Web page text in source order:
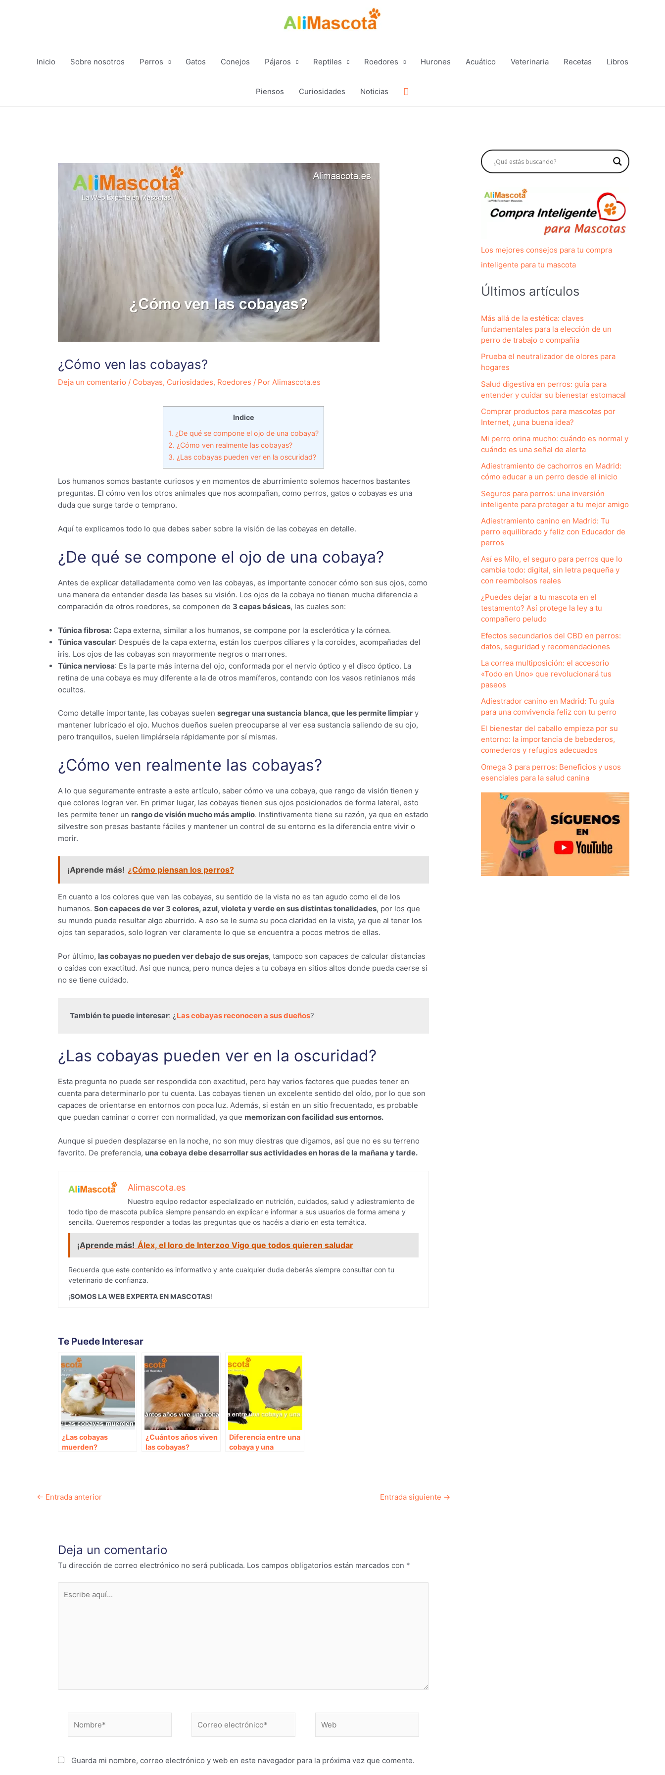
Inicio Sobre nosotros Perros Gatos Conejos Pájaros Reptiles Roedores Hurones Acuático Veterinaria Recetas Libros
Piensos Curiosidades Noticias Buscar
¿Cómo ven las cobayas?
Deja un comentario / Cobayas, Curiosidades, Roedores / Por Alimascota.es
Indice
1. ¿De qué se compone el ojo de una cobaya?
2. ¿Cómo ven realmente las cobayas?
3. ¿Las cobayas pueden ver en la oscuridad?
Los humanos somos bastante curiosos y en momentos de aburrimiento solemos hacernos bastantes
preguntas. El cómo ven los otros animales que nos acompañan, como perros, gatos o cobayas es una
duda que surge tarde o temprano.
Aquí te explicamos todo lo que debes saber sobre la visión de las cobayas en detalle.
¿De qué se compone el ojo de una cobaya?
Antes de explicar detalladamente como ven las cobayas, es importante conocer cómo son sus ojos, como
una manera de entender desde las bases su visión. Los ojos de la cobaya no tienen mucha diferencia a
comparación de otros roedores, se componen de 3 capas básicas, las cuales son:
Túnica fibrosa: Capa externa, similar a los humanos, se compone por la esclerótica y la córnea.
Túnica vascular: Después de la capa externa, están los cuerpos ciliares y la coroides, acompañadas del
iris. Los ojos de las cobayas son mayormente negros o marrones.
Túnica nerviosa: Es la parte más interna del ojo, conformada por el nervio óptico y el disco óptico. La
retina de una cobaya es muy diferente a la de otros mamíferos, contando con los vasos retinianos más
ocultos.
Como detalle importante, las cobayas suelen segregar una sustancia blanca, que les permite limpiar y
mantener lubricado el ojo. Muchos dueños suelen preocuparse al ver esa sustancia saliendo de su ojo,
pero tranquilos, suelen limpiársela rápidamente por sí mismas.
¿Cómo ven realmente las cobayas?
A lo que seguramente entraste a este artículo, saber cómo ve una cobaya, que rango de visión tienen y
que colores logran ver. En primer lugar, las cobayas tienen sus ojos posicionados de forma lateral, esto
les permite tener un rango de visión mucho más amplio. Instintivamente tiene su razón, ya que en estado
silvestre son presas bastante fáciles y mantener un control de su entorno es la diferencia entre vivir o
morir.
¡Aprende más! ¿Cómo piensan los perros?
En cuanto a los colores que ven las cobayas, su sentido de la vista no es tan agudo como el de los
humanos. Son capaces de ver 3 colores, azul, violeta y verde en sus distintas tonalidades, por los que
su mundo puede resultar algo aburrido. A eso se le suma su poca claridad en la vista, ya que al tener los
ojos tan separados, solo logran ver claramente lo que se encuentra a pocos metros de ellas.
Por último, las cobayas no pueden ver debajo de sus orejas, tampoco son capaces de calcular distancias
o caídas con exactitud. Así que nunca, pero nunca dejes a tu cobaya en sitios altos donde pueda caerse si
no se tiene cuidado.
También te puede interesar: ¿ Las cobayas reconocen a sus dueños?
¿Las cobayas pueden ver en la oscuridad?
Esta pregunta no puede ser respondida con exactitud, pero hay varios factores que puedes tener en
cuenta para determinarlo por tu cuenta. Las cobayas tienen un excelente sentido del oído, por lo que son
capaces de orientarse en entornos con poca luz. Además, si están en un sitio frecuentado, es probable
que puedan caminar o correr con normalidad, ya que memorizan con facilidad sus entornos.
Aunque si pueden desplazarse en la noche, no son muy diestras que digamos, así que no es su terreno
favorito. De preferencia, una cobaya debe desarrollar sus actividades en horas de la mañana y tarde.
Alimascota.es
Nuestro equipo redactor especializado en nutrición, cuidados, salud y adiestramiento de
todo tipo de mascota publica siempre pensando en explicar e informar a sus usuarios de forma amena y
sencilla. Queremos responder a todas las preguntas que os hacéis a diario en esta temática.
¡Aprende más! Álex, el loro de Interzoo Vigo que todos quieren saludar
Recuerda que este contenido es informativo y ante cualquier duda deberás siempre consultar con tu
veterinario de confianza.
¡SOMOS LA WEB EXPERTA EN MASCOTAS!
Te Puede Interesar
¿Las cobayas
muerden?
¿Cuántos años viven
las cobayas?
Diferencia entre una
cobaya y una
Navegación
← Entrada anterior Entrada siguiente →
Deja un comentario
Tu dirección de correo electrónico no será publicada. Los campos obligatorios están marcados con *
aquí...
electrónico*
Guarda mi nombre, correo electrónico y web en este navegador para la próxima vez que comente.
Los mejores consejos para tu compra
inteligente para tu mascota
Últimos artículos
Más allá de la estética: claves
fundamentales para la elección de un
perro de trabajo o compañía
Prueba el neutralizador de olores para
hogares
Salud digestiva en perros: guía para
entender y cuidar su bienestar estomacal
Comprar productos para mascotas por
Internet, ¿una buena idea?
Mi perro orina mucho: cuándo es normal y
cuándo es una señal de alerta
Adiestramiento de cachorros en Madrid:
cómo educar a un perro desde el inicio
Seguros para perros: una inversión
inteligente para proteger a tu mejor amigo
Adiestramiento canino en Madrid: Tu
perro equilibrado y feliz con Educador de
perros
Así es Milo, el seguro para perros que lo
cambia todo: digital, sin letra pequeña y
con reembolsos reales
¿Puedes dejar a tu mascota en el
testamento? Así protege la ley a tu
compañero peludo
Efectos secundarios del CBD en perros:
datos, seguridad y recomendaciones
La correa multiposición: el accesorio
«Todo en Uno» que revolucionará tus
paseos
Adiestrador canino en Madrid: Tu guía
para una convivencia feliz con tu perro
El bienestar del caballo empieza por su
entorno: la importancia de bebederos,
comederos y refugios adecuados
Omega 3 para perros: Beneficios y usos
esenciales para la salud canina